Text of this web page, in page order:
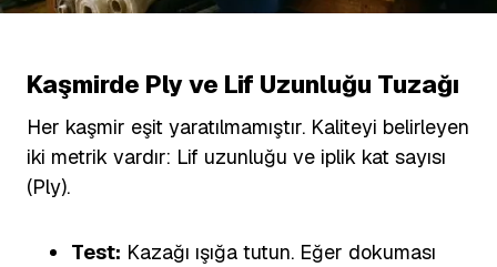
Kaşmirde Ply ve Lif Uzunluğu Tuzağı
Her kaşmir eşit yaratılmamıştır. Kaliteyi belirleyen
iki metrik vardır: Lif uzunluğu ve iplik kat sayısı
(Ply).
Test: Kazağı ışığa tutun. Eğer dokuması